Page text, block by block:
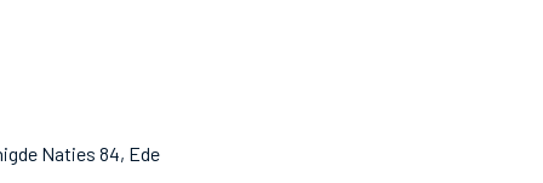
Naties 84, Ede